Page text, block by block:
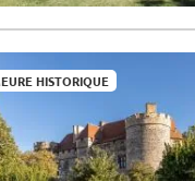
HISTORIQUE